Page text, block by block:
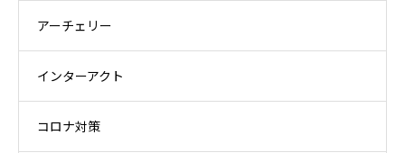
アーチェリー
インターアクト
コロナ対策